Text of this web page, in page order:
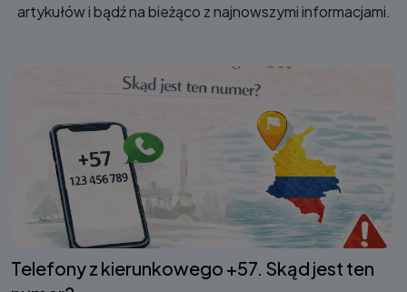
artykułów i bądź na bieżąco z najnowszymi informacjami.
Telefony z kierunkowego +57. Skąd jest ten